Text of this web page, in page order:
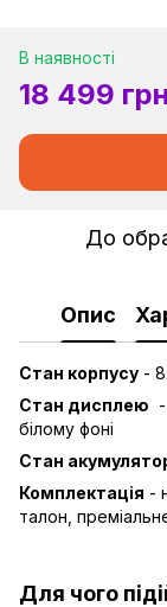
В наявності
18 499 грн
До
Опис
Стан корпусу -
Стан дисплею
білому фоні
Стан
Комплектація -
талон,
Для чого